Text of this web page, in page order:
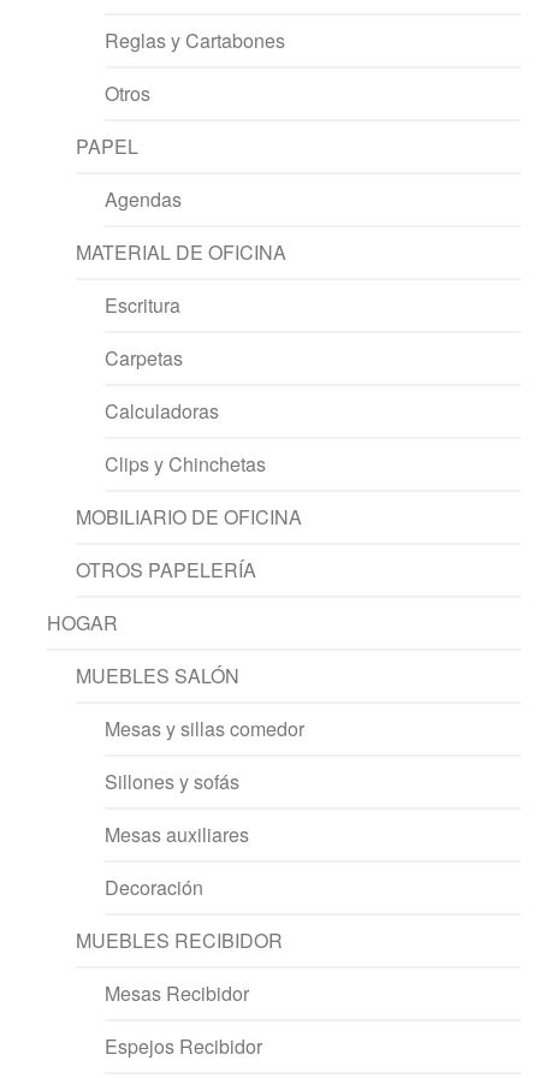
Reglas y Cartabones
Otros
PAPEL
Agendas
MATERIAL DE OFICINA
Escritura
Carpetas
Calculadoras
Clips y Chinchetas
MOBILIARIO DE OFICINA
OTROS PAPELERÍA
HOGAR
MUEBLES SALÓN
Mesas y sillas comedor
Sillones y sofás
Mesas auxiliares
Decoración
MUEBLES RECIBIDOR
Mesas Recibidor
Espejos Recibidor